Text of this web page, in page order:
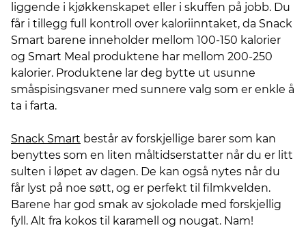
liggende i kjøkkenskapet eller i skuffen på jobb. Du
får i tillegg full kontroll over kaloriinntaket, da Snack
Smart barene inneholder mellom 100-150 kalorier
og Smart Meal produktene har mellom 200-250
kalorier. Produktene lar deg bytte ut usunne
småspisingsvaner med sunnere valg som er enkle å
ta i farta.
Snack Smart består av forskjellige barer som kan
benyttes som en liten måltidserstatter når du er litt
sulten i løpet av dagen. De kan også nytes når du
får lyst på noe søtt, og er perfekt til filmkvelden.
Barene har god smak av sjokolade med forskjellig
fyll. Alt fra kokos til karamell og nougat. Nam!